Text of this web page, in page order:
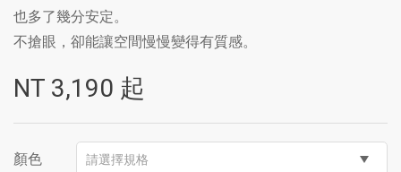
也多了幾分安定。
不搶眼，卻能讓空間慢慢變得有質感。
NT 3,190 起
顏色 請選擇規格